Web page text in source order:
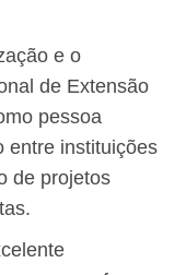
e o
de Extensão
pessoa
entre instituições
de projetos